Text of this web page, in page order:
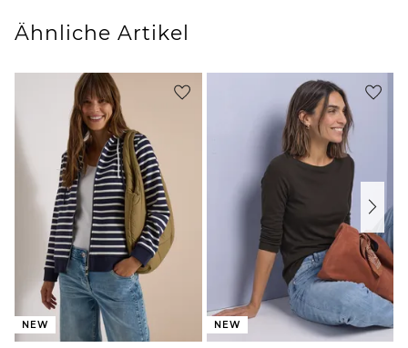
Ähnliche Artikel
NEW NEW